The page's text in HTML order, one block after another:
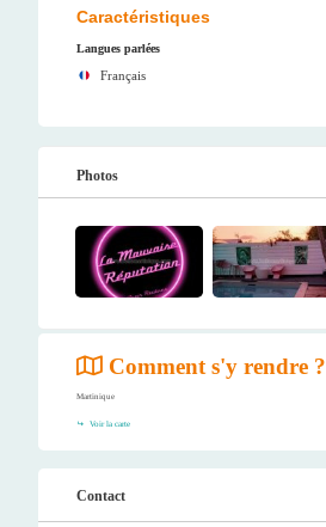
Caractéristiques
Langues parlées
Français
Photos
Comment s'y rendre ?
Martinique
Voir la carte
Contact